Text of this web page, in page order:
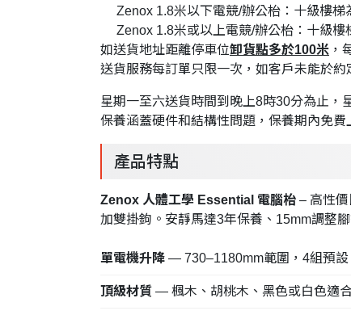
Zenox 1.8米以下電競/辦公枱：十級樓梯
Zenox 1.8米或以上電競/辦公枱：十級樓
如送貨地址距離停車位卸貨點多於100米 ，
送貨服務每訂單只限一次，如客戶未能於
星期一至六送貨時間到晚上8時30分為止，
保養涵蓋硬件和結構性問題，保養期內免
產品特點
Zenox 人體工學 Essential 電腦枱 – 高性
加雙掛鉤。安靜馬達3年保養、15mm調整
單電機升降 — 730–1180mm範圍，4組預設
頂級材質 — 楓木、胡桃木、黑色或白色適